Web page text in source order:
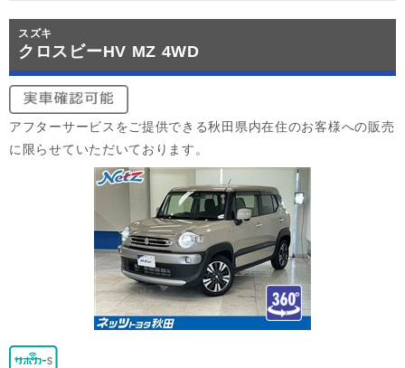
スズキ
クロスビーHV MZ 4WD
アフターサービスをご提供できる秋田県内在住のお客様への販売
に限らせていただいております。